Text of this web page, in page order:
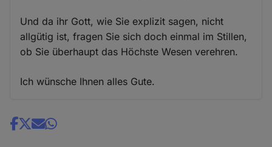
Und da ihr Gott, wie Sie explizit sagen, nicht
allgütig ist, fragen Sie sich doch einmal im Stillen,
ob Sie überhaupt das Höchste Wesen verehren.
Ich wünsche Ihnen alles Gute.
Share